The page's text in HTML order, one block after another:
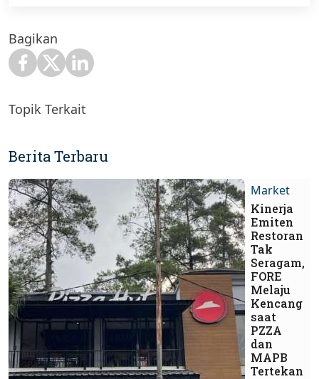
Bagikan
Topik Terkait
Berita Terbaru
Market
Kinerja
Emiten
Restoran
Tak
Seragam,
FORE
Melaju
Kencang
saat
PZZA
dan
MAPB
Tertekan